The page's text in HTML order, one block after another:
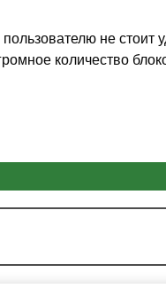
не стоит
количество
автор данного
путать и обманывать
её пройти,